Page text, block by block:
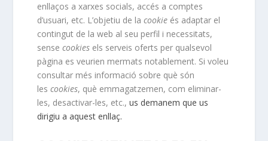
enllaços a xarxes socials, accés a comptes
d’usuari, etc. L’objetiu de lacookie és adaptar el
contingut de la web al seu perfil i necessitats,
sensecookies els serveis oferts per qualsevol
pàgina es veurien mermats notablement. Si voleu
consultar més informació sobre què són
lescookies, què emmagatzemen, com eliminar-
les, desactivar-les, etc.,us demanem que us
dirigiu a aquest enllaç.